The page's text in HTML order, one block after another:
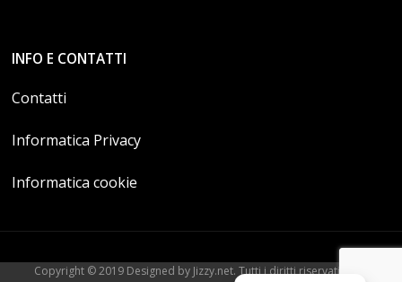
INFO E CONTATTI
Contatti
Informatica Privacy
Informatica cookie
Copyright © 2019 Designed by Jizzy.net. Tutti i diritti riservati. P.Iva